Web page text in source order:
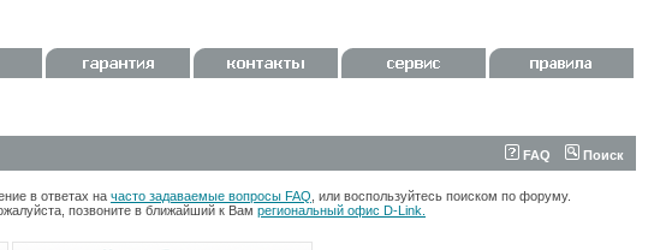
FAQ Поиск
в ответах на часто задаваемые вопросы FAQ , или воспользуйтесь поиском по форуму.
позвоните в ближайший к Вам региональный офис D-Link.